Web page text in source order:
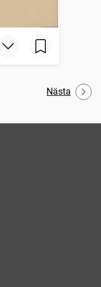
Nästa